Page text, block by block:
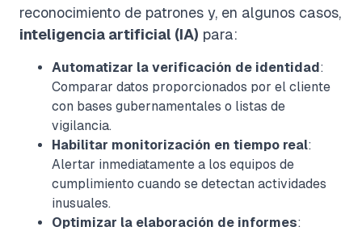
reconocimiento de patrones y, en algunos casos,
inteligencia artificial (IA) para:
Automatizar la verificación de identidad:
Comparar datos proporcionados por el cliente
con bases gubernamentales o listas de
vigilancia.
Habilitar monitorización en tiempo real:
Alertar inmediatamente a los equipos de
cumplimiento cuando se detectan actividades
inusuales.
Optimizar la elaboración de informes: